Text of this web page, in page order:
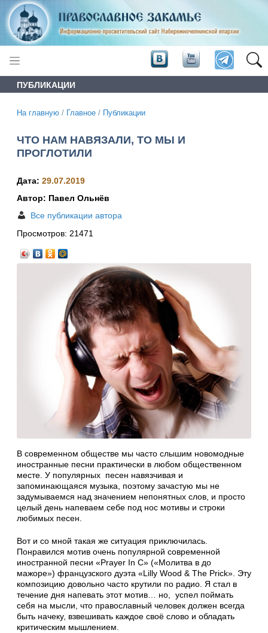
ПУБЛИКАЦИИ
На главную / Главное / Публикации
ЧТО НАМ НАВЯЗАЛИ, ТО МЫ И
ПРОГЛОТИЛИ
Дата: 29.07.2019
Автор: Павел Ольнёв
Все публикации автора
Просмотров: 21471
В современном обществе мы часто слышим новомодные
иностранные песни практически в любом общественном
месте. У популярных песен навязчивая и
запоминающаяся музыка, поэтому зачастую мы не
задумываемся над значением непонятных слов, и просто
целый день напеваем себе под нос мотивы и строки
любимых песен.
Вот и со мной такая же ситуация приключилась.
Понравился мотив очень популярной современной
иностранной песни «Prayer In C» («Молитва в до
мажоре») французского дуэта «Lilly Wood & The Prick». Эту
композицию довольно часто крутили по радио. Я стал в
течение дня напевать этот мотив… но, успел поймать
себя на мысли, что православный человек должен всегда
быть начеку, взвешивать каждое своё слово и обладать
критическим мышлением.